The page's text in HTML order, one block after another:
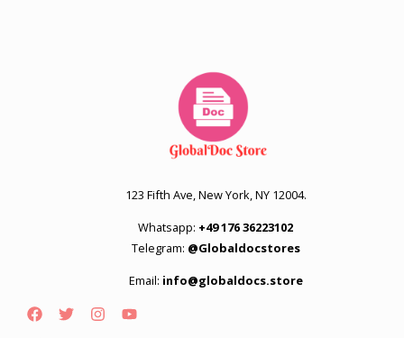
123 Fifth Ave, New York, NY 12004.
Whatsapp: +49 176 36223102
Telegram: @Globaldocstores
Email: info@globaldocs.store